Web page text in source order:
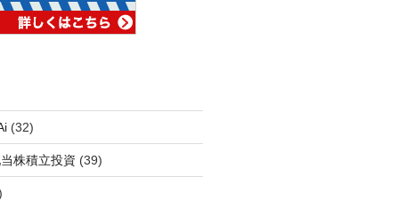
(32)
株積立投資 (39)